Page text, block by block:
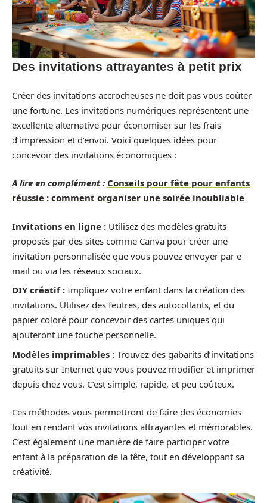
Des invitations attrayantes à petit prix
Créer des invitations accrocheuses ne doit pas vous coûter
une fortune. Les invitations numériques représentent une
excellente alternative pour économiser sur les frais
d’impression et d’envoi. Voici quelques idées pour
concevoir des invitations économiques :
A lire en complément : Conseils pour fête pour enfants
réussie : comment organiser une soirée inoubliable
Invitations en ligne : Utilisez des modèles gratuits
proposés par des sites comme Canva pour créer une
invitation personnalisée que vous pouvez envoyer par e-
mail ou via les réseaux sociaux.
DIY créatif : Impliquez votre enfant dans la création des
invitations. Utilisez des feutres, des autocollants, et du
papier coloré pour concevoir des cartes uniques qui
ajouteront une touche personnelle.
Modèles imprimables : Trouvez des gabarits d’invitations
gratuits sur Internet que vous pouvez modifier et imprimer
depuis chez vous. C’est simple, rapide, et peu coûteux.
Ces méthodes vous permettront de faire des économies
tout en rendant vos invitations attrayantes et mémorables.
C’est également une manière de faire participer votre
enfant à la préparation de la fête, tout en développant sa
créativité.